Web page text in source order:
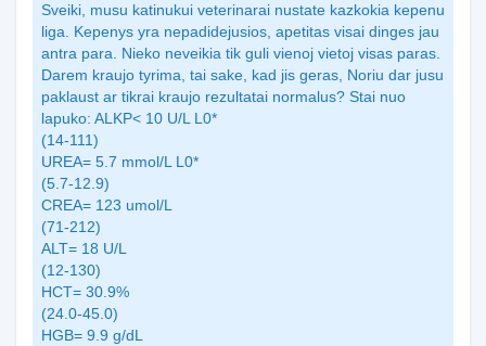
Sveiki, musu katinukui veterinarai nustate kazkokia kepenu
liga. Kepenys yra nepadidejusios, apetitas visai dinges jau
antra para. Nieko neveikia tik guli vienoj vietoj visas paras.
Darem kraujo tyrima, tai sake, kad jis geras, Noriu dar jusu
paklaust ar tikrai kraujo rezultatai normalus? Stai nuo
lapuko: ALKP< 10 U/L L0*
(14-111)
UREA= 5.7 mmol/L L0*
(5.7-12.9)
CREA= 123 umol/L
(71-212)
ALT= 18 U/L
(12-130)
HCT= 30.9%
(24.0-45.0)
HGB= 9.9 g/dL